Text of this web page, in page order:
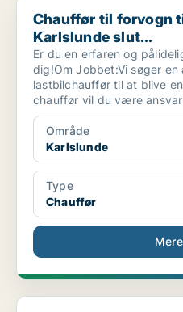
Chauffør til forvogn
Karlslunde slut...
Er du en erfaren og
dig!Om Jobbet:Vi søger
lastbilchauffør til at blive
chauffør vil du være
Område
Karlslunde
Type
Chauffør
[xxxxx] søger pumpechauffør